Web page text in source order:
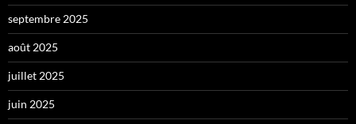
septembre 2025
août 2025
juillet 2025
juin 2025